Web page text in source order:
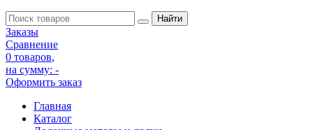
Заказы
Сравнение
0 товаров,
на сумму: -
Оформить заказ
Главная
Каталог